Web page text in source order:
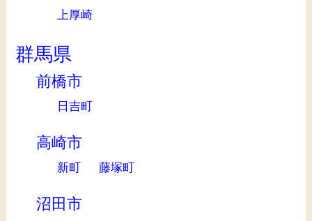
上厚崎
群馬県
前橋市
日吉町
高崎市
新町 藤塚町
沼田市